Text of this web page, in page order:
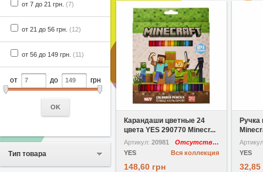
от 7 до 21 грн. (7)
от 21 до 56 грн. (12)
от 56 до 149 грн. (11)
от до грн
OK
Тип товара
В избранное
Карандаши цветные 24
цвета YES 290770 Minecr...
Артикул: 20981
Отсутствует
Вся коллекция
YES
148,60 грн
Ручка
YES
32,85